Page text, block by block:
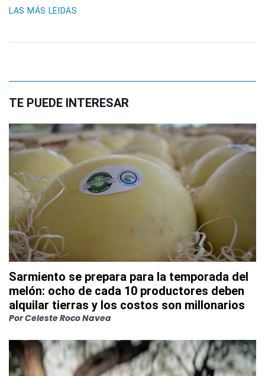
LAS MÁS LEIDAS
TE PUEDE INTERESAR
Sarmiento se prepara para la temporada del
melón: ocho de cada 10 productores deben
alquilar tierras y los costos son millonarios
PorCeleste Roco Navea